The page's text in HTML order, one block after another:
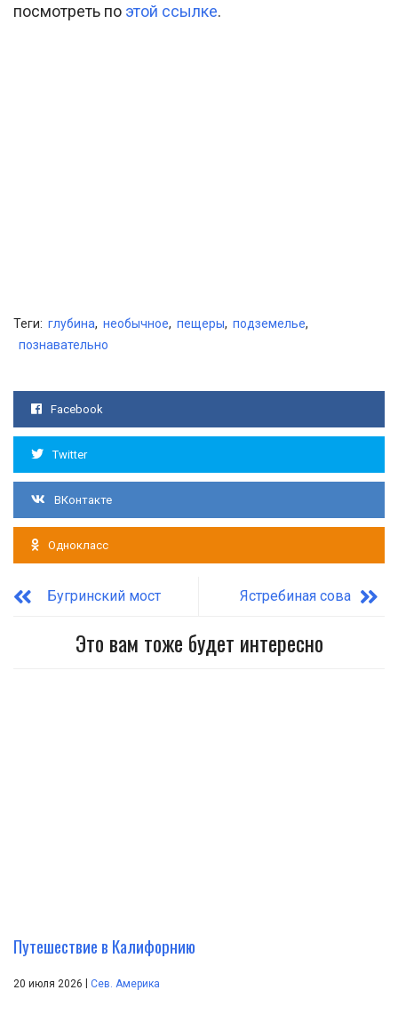
посмотреть по этой ссылке.
Теги: глубина, необычное, пещеры, подземелье,
познавательно
Facebook
Twitter
ВКонтакте
Однокласс
Бугринский мост Ястребиная сова
Это вам тоже будет интересно
Путешествие в Калифорнию
20 июля 2026 | Сев. Америка